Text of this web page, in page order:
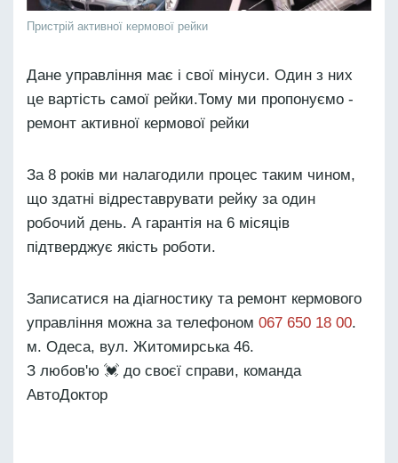
Пристрій активної кермової рейки
Дане управління має і свої мінуси. Один з них
це вартість самої рейки.Тому ми пропонуємо -
ремонт активної кермової рейки
За 8 років ми налагодили процес таким чином,
що здатні відреставрувати рейку за один
робочий день. А гарантія на 6 місяців
підтверджує якість роботи.
Записатися на діагностику та ремонт кермового
управління можна за телефоном 067 650 18 00.
м. Одеса, вул. Житомирська 46.
З любов'ю 💓 до своєї справи, команда
АвтоДоктор